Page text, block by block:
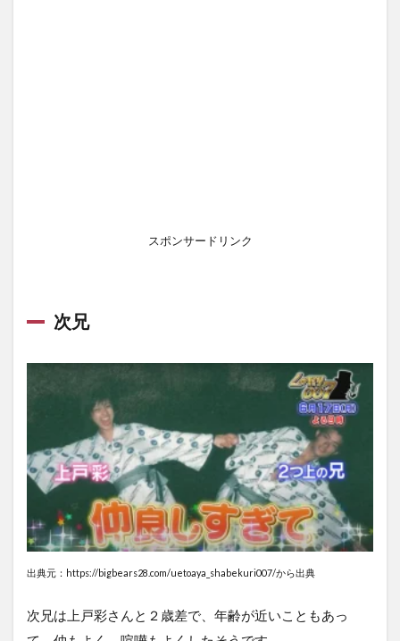
スポンサードリンク
次兄
出典元：https://bigbears28.com/uetoaya_shabekuri007/から出典
次兄は上戸彩さんと２歳差で、年齢が近いこともあっ